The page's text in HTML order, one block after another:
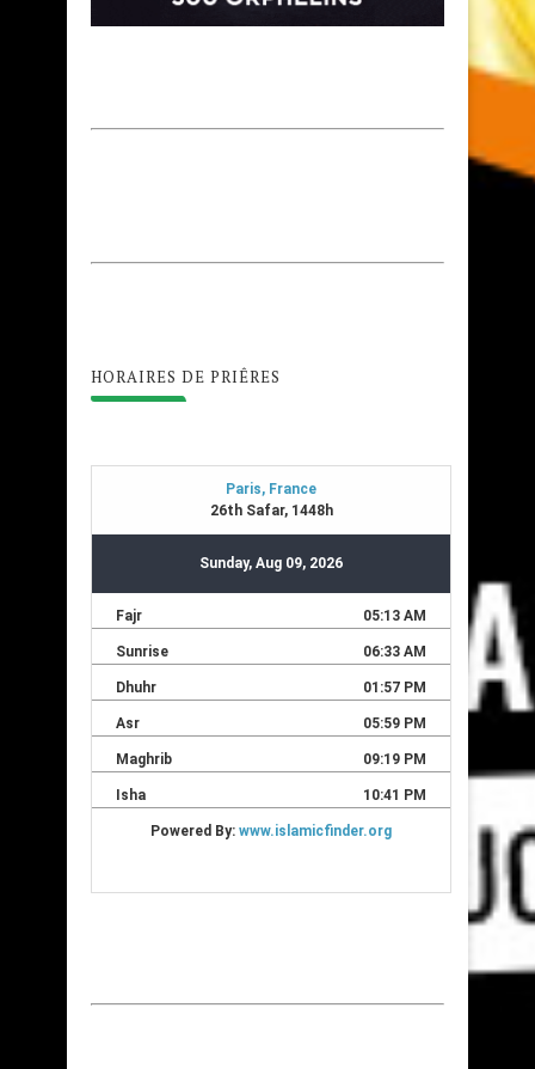
HORAIRES DE PRIÊRES